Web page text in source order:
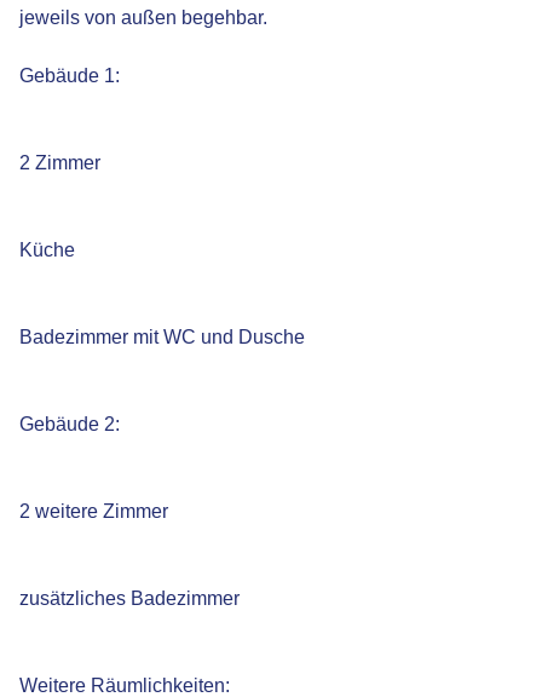
jeweils von außen begehbar.
Gebäude 1:
2 Zimmer
Küche
Badezimmer mit WC und Dusche
Gebäude 2:
2 weitere Zimmer
zusätzliches Badezimmer
Weitere Räumlichkeiten: